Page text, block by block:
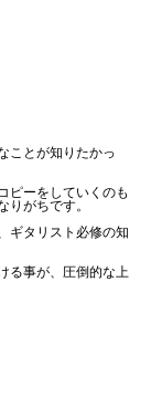
ことが知りたかっ
ピーをしていくのも
がちです。
ギタリスト必修の知
る事が、圧倒的な上